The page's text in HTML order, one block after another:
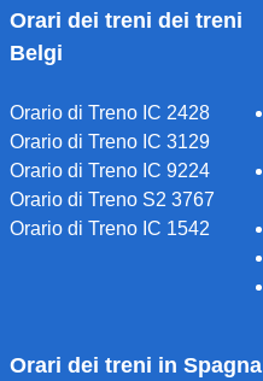
Orari dei treni dei treni
Belgi
Orario di Treno IC 2428
Orario di Treno IC 3129
Orario di Treno IC 9224
Orario di Treno S2 3767
Orario di Treno IC 1542
Orari dei treni in Spagna